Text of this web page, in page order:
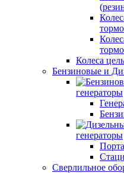
Колеса
Бензиновые и
генераторы
генераторы
Сверлильное